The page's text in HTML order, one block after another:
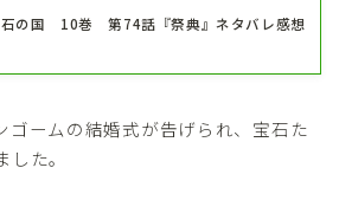
の国 10巻 第74話『祭典』ネタバレ感想
ゴームの結婚式が告げられ、宝石た
た。